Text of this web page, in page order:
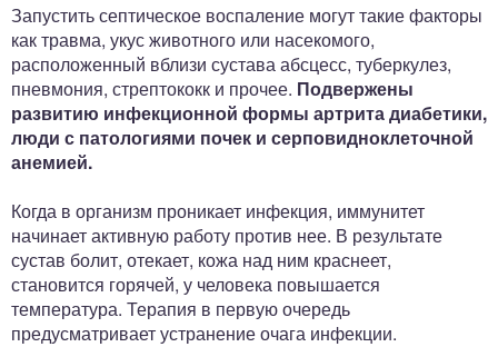
Запустить септическое воспаление могут такие факторы
как травма, укус животного или насекомого,
расположенный вблизи сустава абсцесс, туберкулез,
пневмония, стрептококк и прочее. Подвержены
развитию инфекционной формы артрита диабетики,
люди с патологиями почек и серповидноклеточной
анемией.
Когда в организм проникает инфекция, иммунитет
начинает активную работу против нее. В результате
сустав болит, отекает, кожа над ним краснеет,
становится горячей, у человека повышается
температура. Терапия в первую очередь
предусматривает устранение очага инфекции.